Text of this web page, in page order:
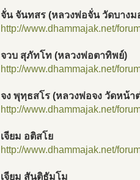
จั่น จันทสร (หลวงพ่อจั่น วัดบาง
http://www.dhammajak.net/
จวบ สุภัทโท (หลวงพ่อตาทิพย์)
http://www.dhammajak.net/
จง พุทฺธสโร (หลวงพ่อจง วัดหน้า
http://www.dhammajak.net/
เจียม อติสโย
http://www.dhammajak.net/
เจียม สันติธัมโม